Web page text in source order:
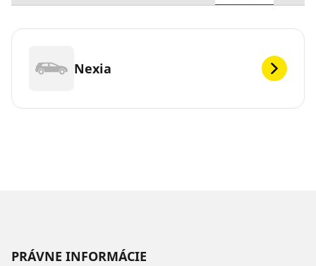
Nexia
PRÁVNE INFORMÁCIE